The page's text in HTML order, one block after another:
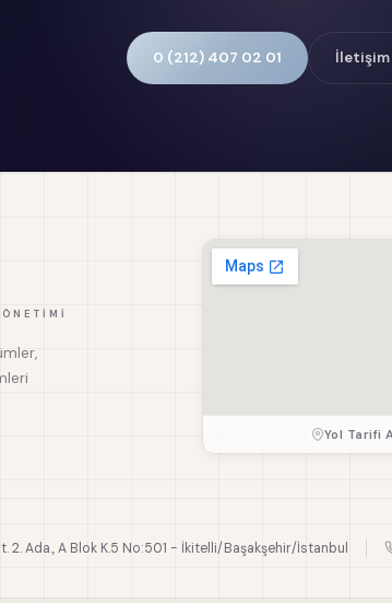
0 (212) 407 02 01 İletişim
Yol Tarifi
2. Ada., A Blok K.5 No:501 - İkitelli/Başakşehir/İstanbul